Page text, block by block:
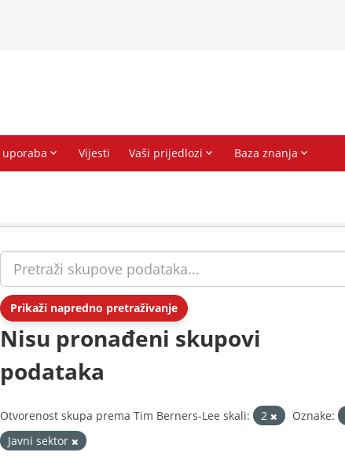
Prikaži napredno pretraživanje
Nisu pronađeni skupovi
podataka
Otvorenost skupa prema Tim Berners-Lee skali: 2 Oznake:
Javni sektor